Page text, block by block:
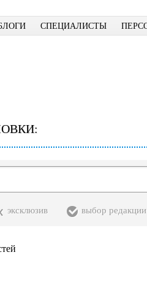
СПЕЦИАЛИСТЫ
эксклюзив выбор редакции